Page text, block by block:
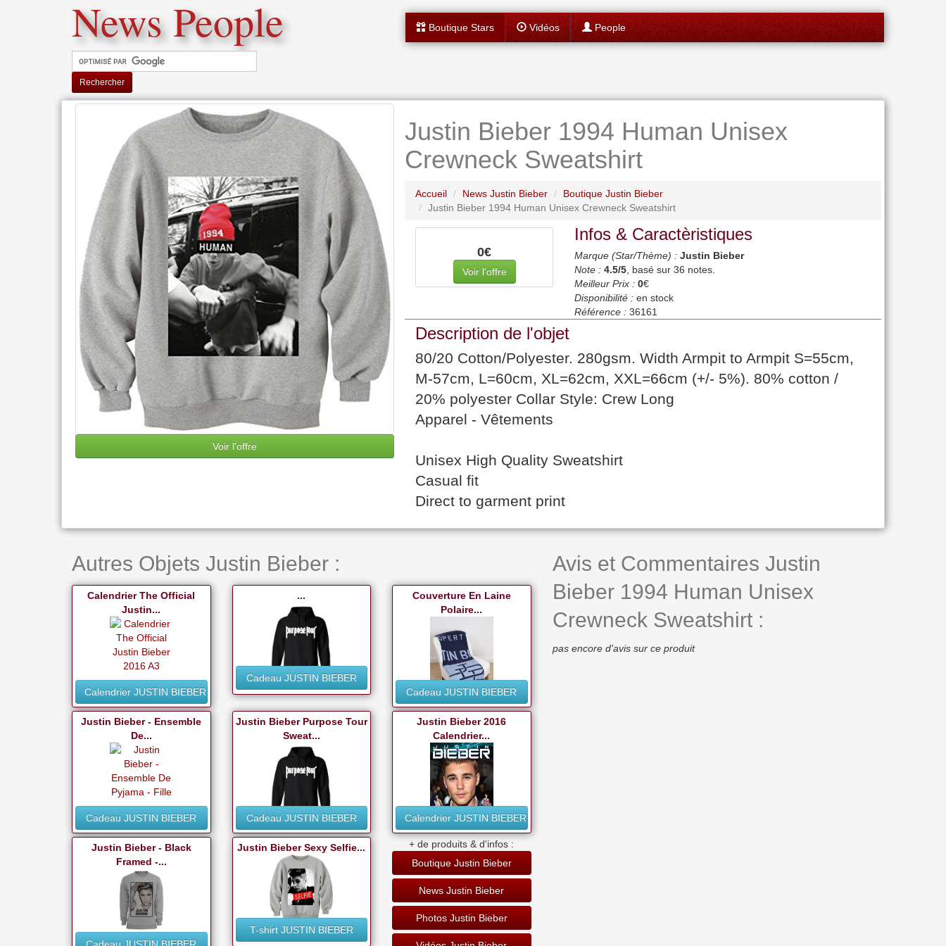
News People
Rechercher
Boutique Stars Vidéos People
Voir l'offre
Justin Bieber 1994 Human Unisex
Crewneck Sweatshirt
Accueil News Justin Bieber
Boutique Justin Bieber
Justin Bieber 1994 Human Unisex Crewneck Sweatshirt
0€
Voir l'offre
Infos & Caractèristiques
Marque (Star/Thème) : Justin Bieber
Note : 4.5/5, basé sur 36 notes.
Meilleur Prix : 0€
Disponibilité : en stock
Référence : 36161
Description de l'objet
80/20 Cotton/Polyester. 280gsm. Width Armpit to Armpit S=55cm,
M-57cm, L=60cm, XL=62cm, XXL=66cm (+/- 5%). 80% cotton /
20% polyester Collar Style: Crew Long
Apparel - Vêtements
Unisex High Quality Sweatshirt
Casual fit
Direct to garment print
Autres Objets Justin Bieber :
Calendrier The Official
Justin...
Calendrier JUSTIN BIEBER
...
Cadeau JUSTIN BIEBER
Couverture En Laine
Polaire...
Cadeau JUSTIN BIEBER
Justin Bieber - Ensemble
De...
Cadeau JUSTIN BIEBER
Justin Bieber Purpose Tour
Sweat...
Cadeau JUSTIN BIEBER
Justin Bieber 2016
Calendrier...
Calendrier JUSTIN BIEBER
Justin Bieber - Black
Framed -...
Justin Bieber Sexy Selfie...
T-shirt JUSTIN BIEBER
+ de produits & d'infos :
Boutique Justin Bieber
News Justin Bieber
Photos Justin Bieber
Avis et Commentaires Justin
Bieber 1994 Human Unisex
Crewneck Sweatshirt :
pas encore d'avis sur ce produit